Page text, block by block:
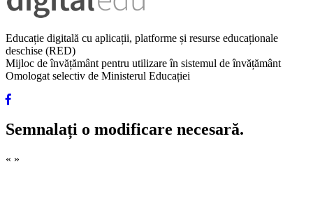
Educație digitală cu aplicații, platforme și resurse educaționale
deschise (RED)
Mijloc de învățământ pentru utilizare în sistemul de învățământ
Omologat selectiv de Ministerul Educației
Semnalați o modificare necesară.
« »